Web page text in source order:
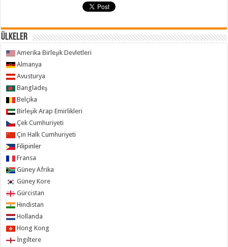
ÜLKELER
Amerika Birleşik Devletleri
Almanya
Avusturya
Bangladeş
Belçika
Birleşik Arap Emirlikleri
Çek Cumhuriyeti
Çin Halk Cumhuriyeti
Filipinler
Fransa
Güney Afrika
Güney Kore
Gürcistan
Hindistan
Hollanda
Hong Kong
İngiltere